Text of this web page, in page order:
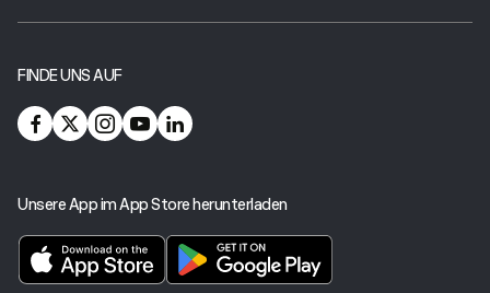
FINDE UNS AUF
Unsere App im App Store herunterladen